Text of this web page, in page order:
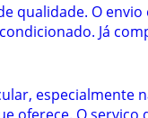
qualidade. O envio
Já
especialmente